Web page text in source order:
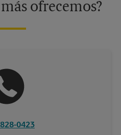
ofrecemos?
0423